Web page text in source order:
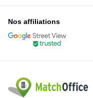
Nos affiliations